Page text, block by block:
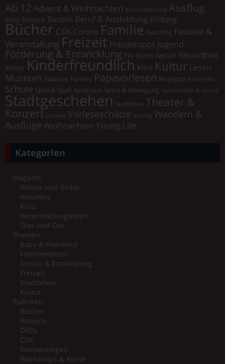
Ab 12 Advent & Weihnachten Aus/Fortbildung Ausflug
Baby Basare Basteln Beruf & Ausbildung Bildung
Bücher CDs Corona Familie Fasching Festival &
Veranstaltung Freizeit Freizeittipps Jugend
Förderung & Entwicklung Für Eltern Geburt Gesundheit
Kinder Kinderfreundlich Kino Kultur Lesen
Museum Natalie Family Papavorlesen Rezepte Schul-Info
Schule Spiel & Spaß Spielplätze Sport & Bewegung Sprachreisen & Urlaub
Stadtgeschehen Stadtleben Theater &
Konzert Umwelt Vorleseschätze Vortrag Wandern &
Ausflüge Weihnachten Young Life
Kategorien
Magazin
Videos und Bilder
Aktuelles
Kino
Veranstaltungstipps
Dies und Das
Themen
Baby & Kleinkind
Familienleben
Schule & Entwicklung
Freizeit
Stadtleben
Kultur
Rubriken
Bücher
Rezepte
DVDs
CDs
Kleinanzeigen
Workshops & Kurse